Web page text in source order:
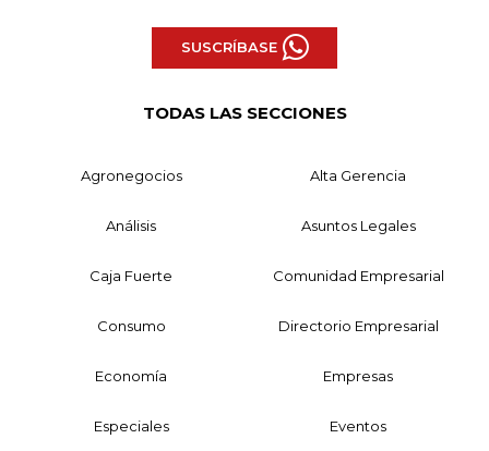
SUSCRÍBASE
TODAS LAS SECCIONES
Agronegocios Alta Gerencia
Análisis Asuntos Legales
Caja Fuerte Comunidad Empresarial
Consumo Directorio Empresarial
Economía Empresas
Especiales Eventos